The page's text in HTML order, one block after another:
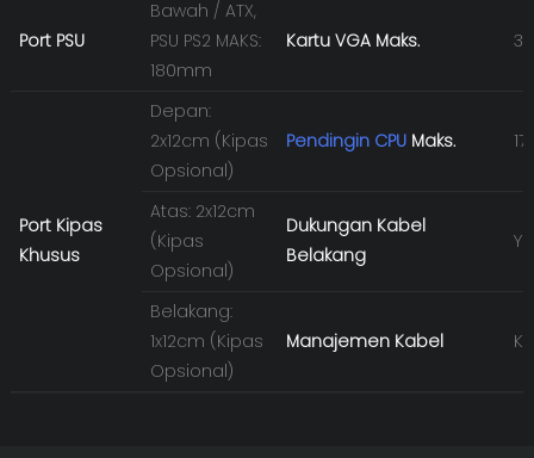
Port PSU
Bawah / ATX,
PSU PS2 MAKS:
180mm
Kartu VGA Maks.
Port Kipas
Khusus
Depan:
2x12cm (Kipas
Opsional)
Pendingin CPU Maks.
Atas: 2x12cm
(Kipas
Opsional)
Dukungan Kabel
Belakang
Belakang:
1x12cm (Kipas
Opsional)
Manajemen Kabel